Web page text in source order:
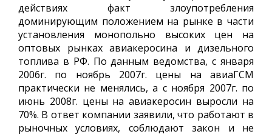
действиях факт злоупотребления
доминирующим положением на рынке в части
установления монопольно высоких цен на
оптовых рынках авиакеросина и дизельного
топлива в РФ. По данным ведомства, с января
2006г. по ноябрь 2007г. цены на авиаГСМ
практически не менялись, а с ноября 2007г. по
июнь 2008г. цены на авиакеросин выросли на
70%. В ответ компании заявили, что работают в
рыночных условиях, соблюдают закон и не